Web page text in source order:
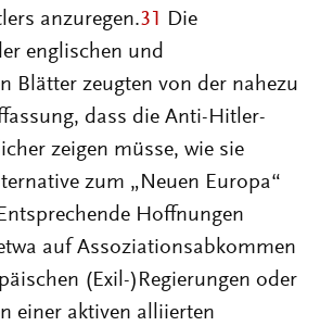
anzuregen.31 Die
englischen und
Blätter zeugten von der nahezu
dass die Anti-Hitler-
zeigen müsse, wie sie
zum „Neuen Europa“
Hoffnungen
auf Assoziationsabkommen
(Exil-)Regierungen oder
einer aktiven alliierten